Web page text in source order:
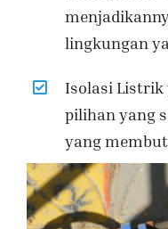
lingkungan
Isolasi Listrik
pilihan yang
yang